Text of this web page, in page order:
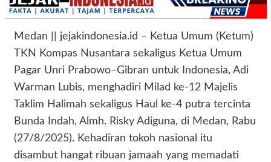
Medan || jejakindonesia.id – Ketua Umum (Ketum)
TKN Kompas Nusantara sekaligus Ketua Umum
Pagar Unri Prabowo–Gibran untuk Indonesia, Adi
Warman Lubis, menghadiri Milad ke-12 Majelis
Taklim Halimah sekaligus Haul ke-4 putra tercinta
Bunda Indah, Almh. Risky Adiguna, di Medan, Rabu
(27/8/2025). Kehadiran tokoh nasional itu
disambut hangat ribuan jamaah yang memadati